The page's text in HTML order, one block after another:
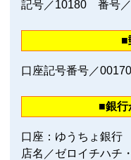
記号／10180 番号
■
口座記号番号／
■銀行
口座：ゆうちょ銀行
店名／ゼロイチハチ